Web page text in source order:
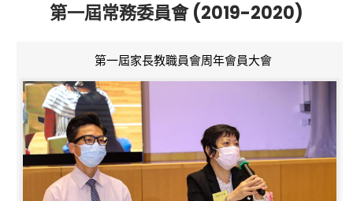
第一屆常務委員會 (2019-2020)
第一屆家長教職員會周年會員大會